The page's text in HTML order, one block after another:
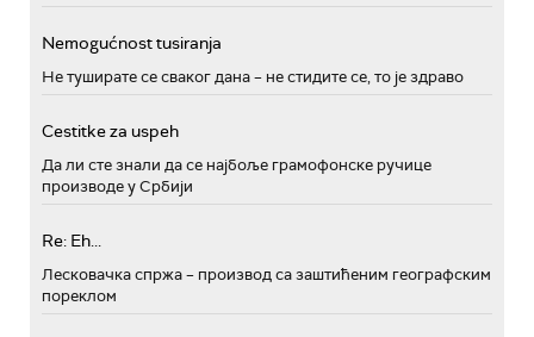
Nemogućnost tusiranja
Не туширате се сваког дана – не стидите се, то је здраво
Cestitke za uspeh
Да ли сте знали да се најбоље грамофонске ручице
производе у Србији
Re: Eh...
Лесковачка спржа – производ са заштићеним географским
пореклом